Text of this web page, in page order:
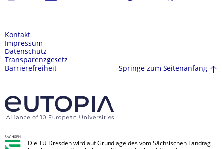
Kontakt
Impressum
Datenschutz
Transparenzgesetz
Barrierefreiheit
Springe zum Seitenanfang
Die TU Dresden wird auf Grundlage des vom Sächsischen Landtag